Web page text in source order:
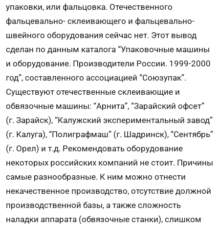
упаковки, или фальцовка. Отечественного
фальцевально- склеивающего и фальцевально-
швейного оборудования сейчас нет. Этот вывод
сделан по данным каталога “Упаковочные машины
и оборудование. Производители России. 1999-2000
год”, составленного ассоциацией “Союзупак”.
Существуют отечественные склеивающие и
обвязочные машины: “Арнита”, “Зарайский офсет”
(г. Зарайск), “Калужский экспериментальный завод”
(г. Калуга), “Полиграфмаш” (г. Шадринск), “Сентябрь”
(г. Орел) и т.д. Рекомендовать оборудование
некоторых российских компаний не стоит. Причины
самые разнообразные. К ним можно отнести
некачественное производство, отсутствие должной
производственной базы, а также сложность
наладки аппарата (обвязочные станки), слишком